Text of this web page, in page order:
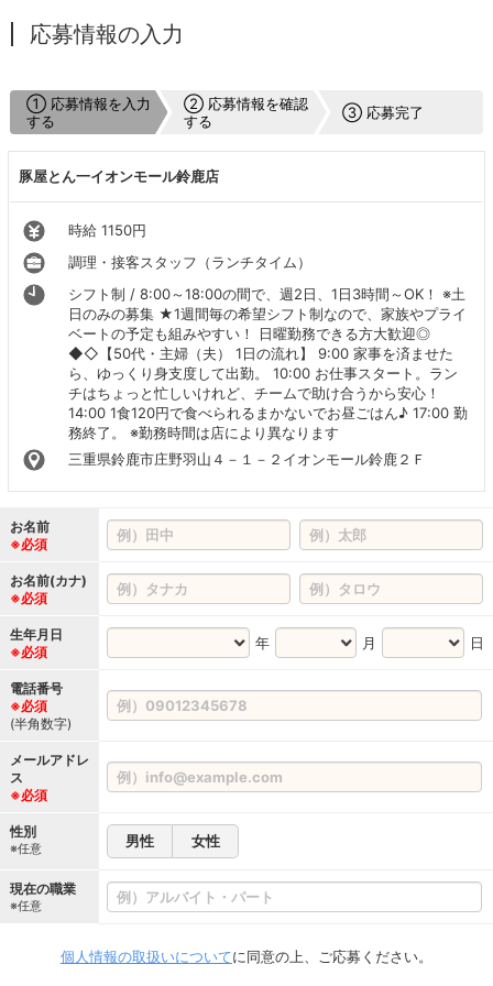
応募情報の入力
① 応募情報を入力
する
② 応募情報を確認
する
③ 応募完了
豚屋とん一イオンモール鈴鹿店
時給 1150円
調理・接客スタッフ（ランチタイム）
シフト制 / 8:00～18:00の間で、週2日、1日3時間～OK！ ※土
日のみの募集 ★1週間毎の希望シフト制なので、家族やプライ
ベートの予定も組みやすい！ 日曜勤務できる方大歓迎◎
◆◇【50代・主婦（夫） 1日の流れ】 9:00 家事を済ませた
ら、ゆっくり身支度して出勤。 10:00 お仕事スタート。ラン
チはちょっと忙しいけれど、チームで助け合うから安心！
14:00 1食120円で食べられるまかないでお昼ごはん♪ 17:00 勤
務終了。 ※勤務時間は店により異なります
三重県鈴鹿市庄野羽山４－１－２イオンモール鈴鹿２Ｆ
お名前
※必須
お名前(カナ)
※必須
生年月日
※必須
年 月 日
電話番号
※必須
(半角数字)
メールアドレ
ス
※必須
性別
※任意 男性 女性
現在の職業
※任意
個人情報の取扱いについてに同意の上、ご応募ください。